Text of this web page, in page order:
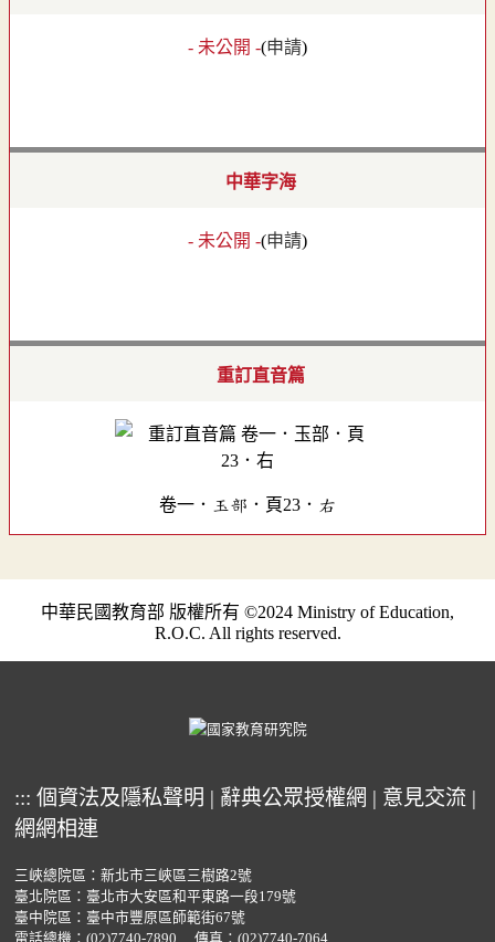
- 未公開 -(申請)
中華字海
- 未公開 -(申請)
重訂直音篇
卷一．玉部．頁23．右
中華民國教育部 版權所有 ©2024 Ministry of Education,
R.O.C. All rights reserved.
::: 個資法及隱私聲明 | 辭典公眾授權網 | 意見交流 |
網網相連
三峽總院區：新北市三峽區三樹路2號
臺北院區：臺北市大安區和平東路一段179號
臺中院區：臺中市豐原區師範街67號